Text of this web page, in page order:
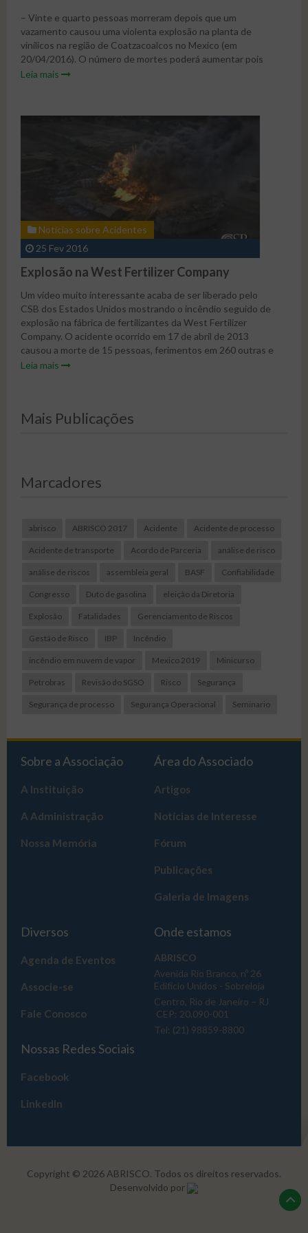
México afetou seriamente a produção daquela unidade
causando um prejuízo de mais de US$789 milhões à
companhia.
– Vinte e quarto pessoas morreram depois que um
vazamento causou uma violenta explosão na planta de
vinílicos na região de Coatzacoalcos no Mexico (em
20/04/2016). O número de mortes poderá aumentar pois
muitos dos feridos encontram-se em estado grave. Este foi
Leia mais
Notícias sobre Acidentes
25 Fev 2016
Explosão na West Fertilizer Company
Um vídeo muito interessante acaba de ser liberado pelo
CSB dos Estados Unidos mostrando o incêndio seguido de
explosão na fábrica de fertilizantes da West Fertilizer
Company. O acidente ocorrido em 17 de abril de 2013
causou a morte de 15 pessoas, ferimentos em 260 outras e
danos generalizados em grande parte da comunidade
incêndio nas instalações de estocagem e distribuição da
Assiste ao vídeo:
Leia mais
Mais Publicações
Marcadores
abrisco ABRISCO 2017 Acidente Acidente de processo
Acidente de transporte Acordo de Parceria análise de risco
análise de riscos assembleia geral BASF Confiabilidade
Congresso Duto de gasolina eleição da Diretoria
Explosão Fatalidades Gerenciamento de Riscos
Gestão de Risco IBP Incêndio
incêndio em nuvem de vapor Mexico 2019 Minicurso
Petrobras Revisão do SGSO Risco Segurança
Segurança de processo Segurança Operacional Seminario
Sobre a Associação
A Instituição
A Administração
Nossa Memória
Área do Associado
Artigos
Notícias de Interesse
Fórum
Publicações
Galeria de Imagens
Diversos
Agenda de Eventos
Associe-se
Fale Conosco
Onde estamos
ABRISCO
Avenida Rio Branco, nº 26
Edifício Unidos - Sobreloja
Centro, Rio de Janeiro – RJ
CEP: 20.090-001
Tel: (21) 98859-8800
Nossas Redes Sociais
Facebook
LinkedIn
Copyright © 2026 ABRISCO. Todos os direitos reservados.
Desenvolvido por